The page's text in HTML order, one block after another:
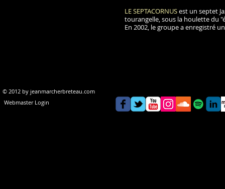
LE SEPTACORNUSest un septet
tourangelle, sous la houlette du
En 2002, le groupe a enregistré
© 2012 by jeanmarcherbreteau.com
Webmaster Login